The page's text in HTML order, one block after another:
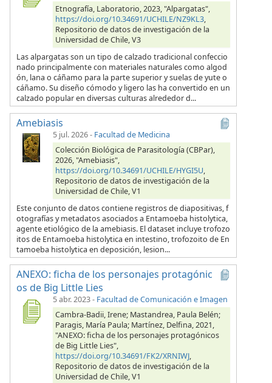
Etnografía, Laboratorio, 2023, "Alpargatas",
https://doi.org/10.34691/UCHILE/NZ9KL3,
Repositorio de datos de investigación de la
Universidad de Chile, V3
Las alpargatas son un tipo de calzado tradicional confeccio
nado principalmente con materiales naturales como algod
ón, lana o cáñamo para la parte superior y suelas de yute o
cáñamo. Su diseño cómodo y ligero las ha convertido en un
calzado popular en diversas culturas alrededor d...
Amebiasis
5 jul. 2026- Facultad de Medicina
Colección Biológica de Parasitología (CBPar),
2026, "Amebiasis",
https://doi.org/10.34691/UCHILE/HYGI5U,
Repositorio de datos de investigación de la
Universidad de Chile, V1
Este conjunto de datos contiene registros de diapositivas, f
otografías y metadatos asociados a Entamoeba histolytica,
agente etiológico de la amebiasis. El dataset incluye trofozo
itos de Entamoeba histolytica en intestino, trofozoito de En
tamoeba histolytica en deposición, lesion...
ANEXO: ficha de los personajes protagónic
os de Big Little Lies
5 abr. 2023- Facultad de Comunicación e Imagen
Cambra-Badii, Irene; Mastandrea, Paula Belén;
Paragis, María Paula; Martínez, Delfina, 2021,
"ANEXO: ficha de los personajes protagónicos
de Big Little Lies",
https://doi.org/10.34691/FK2/XRNIWJ,
Repositorio de datos de investigación de la
Universidad de Chile, V1